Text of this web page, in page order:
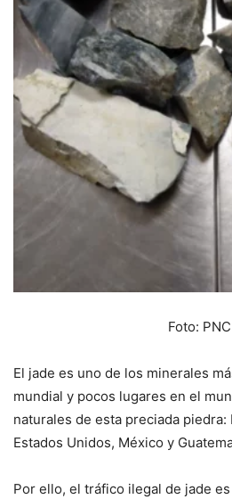
Foto: PNC
El jade es uno de los minerales
mundial y pocos lugares en el
naturales de esta preciada piedra:
Estados Unidos, México y
Por ello, el tráfico ilegal de jade